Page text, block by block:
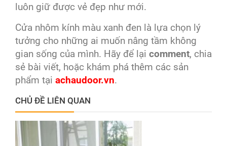
luôn giữ được vẻ đẹp như mới.
Cửa nhôm kính màu xanh đen là lựa chọn lý
tưởng cho những ai muốn nâng tầm không
gian sống của mình. Hãy để lại comment, chia
sẻ bài viết, hoặc khám phá thêm các sản
phẩm tại achaudoor.vn.
CHỦ ĐỀ LIÊN QUAN